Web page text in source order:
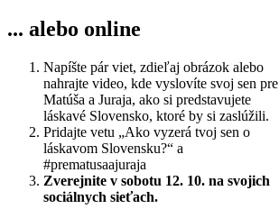
... alebo online
Napíšte pár viet, zdieľaj obrázok alebo
nahrajte video, kde vyslovíte svoj sen pre
Matúša a Juraja, ako si predstavujete
láskavé Slovensko, ktoré by si zaslúžili.
Pridajte vetu „Ako vyzerá tvoj sen o
láskavom Slovensku?“ a
#prematusaajuraja
Zverejnite v sobotu 12. 10. na svojich
sociálnych sieťach.